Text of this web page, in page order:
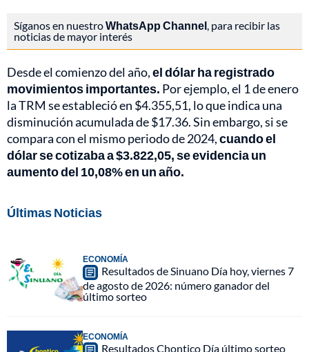
Síganos en nuestroWhatsApp Channel, para recibir las
noticias de mayor interés
Desde el comienzo del año,el dólar ha registrado
movimientos importantes. Por ejemplo, el 1 de enero
la TRM se estableció en $4.355,51, lo que indica una
disminución acumulada de $17.36. Sin embargo, si se
compara con el mismo periodo de 2024,cuando el
dólar se cotizaba a $3.822,05, se evidencia un
aumento del 10,08% en un año.
Últimas Noticias
ECONOMÍA
Resultados de Sinuano Día hoy, viernes 7
de agosto de 2026: número ganador del
último sorteo
ECONOMÍA
Resultados Chontico Día último sorteo